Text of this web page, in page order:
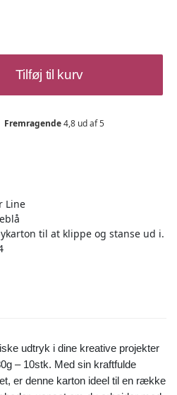
Tilføj til kurv
Fremragende4,8 ud af 5
Line
til at klippe og stanse ud i.
udtryk i dine kreative projekter
– 10stk. Med sin kraftfulde
er denne karton ideel til en række